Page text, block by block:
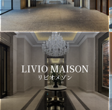
LIVIO MAISON
リビオメゾン